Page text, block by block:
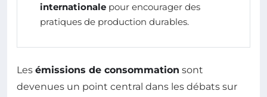
internationale pour encourager des
pratiques de production durables.
Les émissions de consommation sont
devenues un point central dans les débats sur